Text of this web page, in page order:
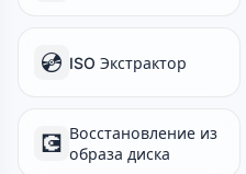
💿 ISO Экстрактор
💽 Восстановление из
образа диска